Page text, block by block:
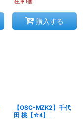
在庫1個
購入する
【OSC-MZK2】千代
田 桃【☆4】